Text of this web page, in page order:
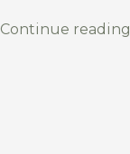
Continue reading